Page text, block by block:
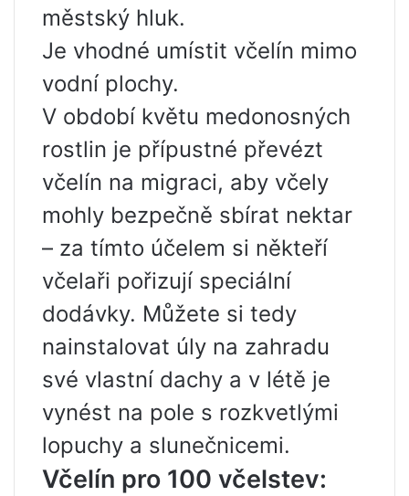
městský hluk.
Je vhodné umístit včelín mimo
vodní plochy.
V období květu medonosných
rostlin je přípustné převézt
včelín na migraci, aby včely
mohly bezpečně sbírat nektar
– za tímto účelem si někteří
včelaři pořizují speciální
dodávky. Můžete si tedy
nainstalovat úly na zahradu
své vlastní dachy a v létě je
vynést na pole s rozkvetlými
lopuchy a slunečnicemi.
Včelín pro 100 včelstev: